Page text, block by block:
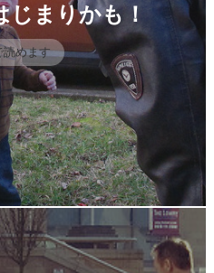
まりかも！
読めます